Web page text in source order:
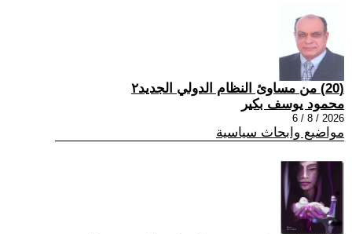
(20) من مساوئ النظام الدولي الجديد٢
محمود يوسف بكير
2026 / 8 / 6
مواضيع وابحاث سياسية